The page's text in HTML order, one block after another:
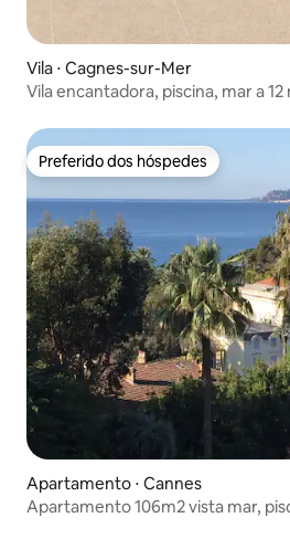
Vila ⋅ Cagnes-sur-Mer
Vila encantadora, piscina, mar a
Preferido dos hóspedes
Preferido dos hóspedes
Apartamento ⋅ Cannes
Apartamento 106m2 vista mar,